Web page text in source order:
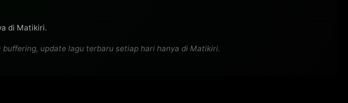
di Matikiri.
update lagu terbaru setiap hari hanya di Matikiri.